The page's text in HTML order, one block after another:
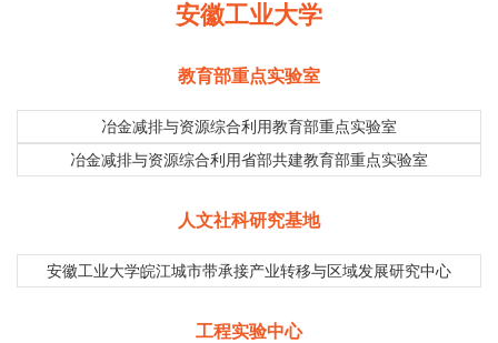
安徽工业大学
教育部重点实验室
冶金减排与资源综合利用教育部重点实验室
冶金减排与资源综合利用省部共建教育部重点实验室
人文社科研究基地
安徽工业大学皖江城市带承接产业转移与区域发展研究中心
工程实验中心